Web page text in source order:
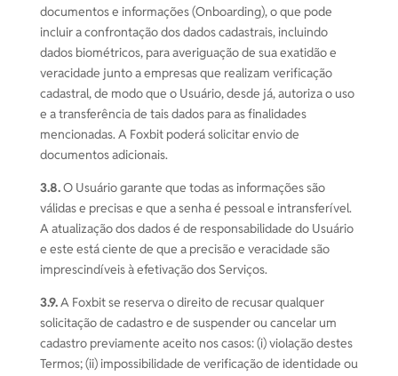
documentos e informações (Onboarding), o que pode
incluir a confrontação dos dados cadastrais, incluindo
dados biométricos, para averiguação de sua exatidão e
veracidade junto a empresas que realizam verificação
cadastral, de modo que o Usuário, desde já, autoriza o uso
e a transferência de tais dados para as finalidades
mencionadas. A Foxbit poderá solicitar envio de
documentos adicionais.
3.8.O Usuário garante que todas as informações são
válidas e precisas e que a senha é pessoal e intransferível.
A atualização dos dados é de responsabilidade do Usuário
e este está ciente de que a precisão e veracidade são
imprescindíveis à efetivação dos Serviços.
3.9.A Foxbit se reserva o direito de recusar qualquer
solicitação de cadastro e de suspender ou cancelar um
cadastro previamente aceito nos casos: (i) violação destes
Termos; (ii) impossibilidade de verificação de identidade ou